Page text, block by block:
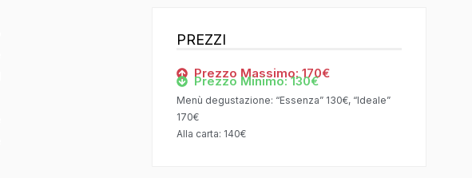
PREZZI
Prezzo Massimo: 170€
Prezzo Minimo: 130€
Menù degustazione: “Essenza” 130€, “Ideale”
170€
Alla carta: 140€